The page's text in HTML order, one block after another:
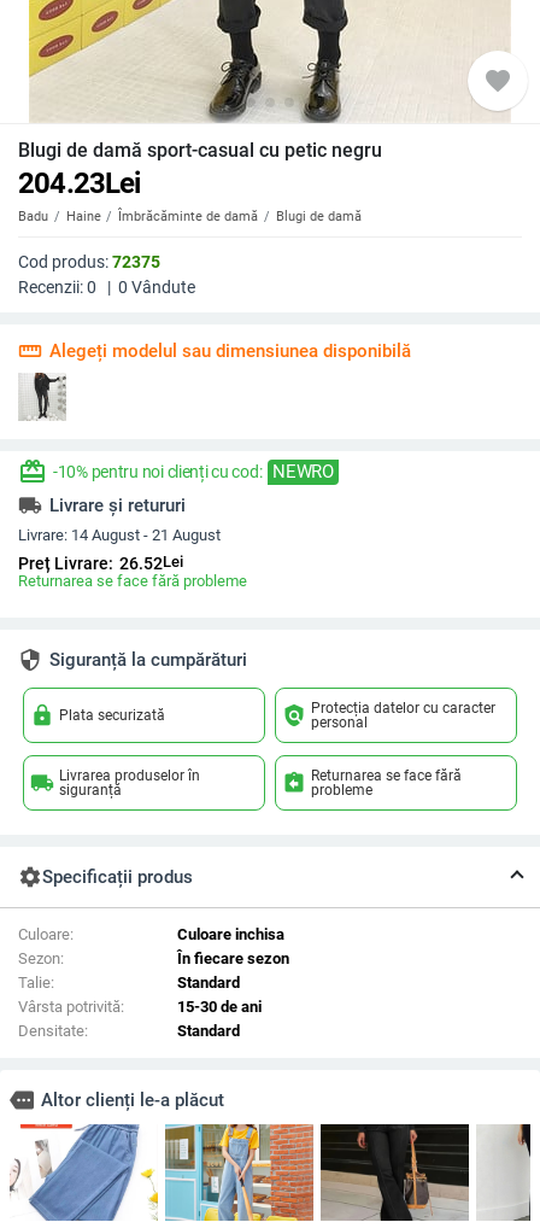
favorite
Blugi de damă sport-casual cu petic negru
204.23Lei
Badu Haine Îmbrăcăminte de damă Blugi de damă
Cod produs:72375
Recenzii:0 | 0 Vândute
straighten Alegeți modelul sau dimensiunea disponibilă
redeem -10% pentru noi clienți cu cod: NEWRO
local_shipping Livrare și retururi
Livrare: 14 August - 21 August
Preț Livrare: 26.52Lei
Returnarea se face fără probleme
security Siguranță la cumpărături
lock Plata securizată policy Protecția datelor cu caracter
personal
local_shipping Livrarea produselor în
siguranță
assignment_return Returnarea se face fără
probleme
settingsSpecificații produs
Culoare:
Culoare inchisa
Sezon:
În fiecare sezon
Talie:
Standard
Vârsta potrivită:
15-30 de ani
Densitate:
Standard
more Altor clienți le-a plăcut